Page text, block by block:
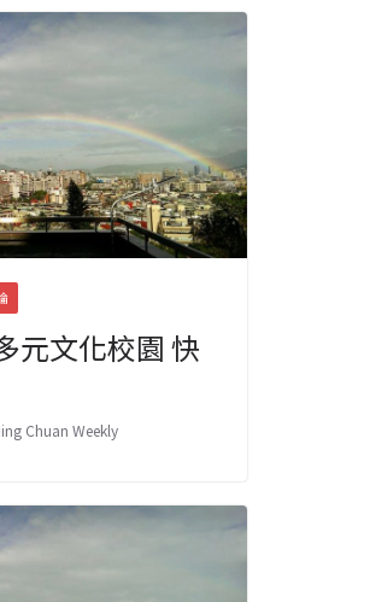
元文化校園 快
Chuan Weekly